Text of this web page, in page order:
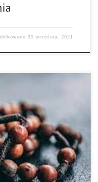
30 września, 2021
Miesiąc Różańcowy.
o godz. 17.30 i
15.30. Zapraszamy gorąco
– czcicieli Matki Bożej,
dni prowadzenia